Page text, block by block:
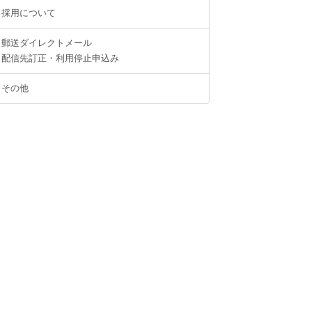
採用について
郵送ダイレクトメール
配信先訂正・利用停止申込み
その他